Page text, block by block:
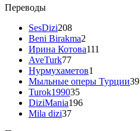
Переводы
SesDizi208
Beni Birakma2
Ирина Котова111
AveTurk77
Нурмухаметов1
Мыльные оперы Турции39
Turok199035
DiziMania196
Mila dizi37